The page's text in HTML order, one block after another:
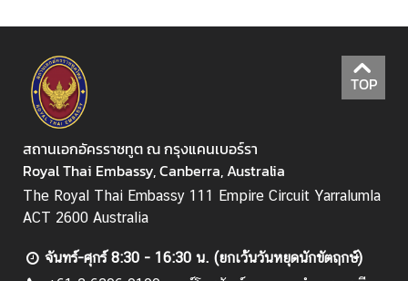
TOP
สถานเอกอัครราชทูต ณ กรุงแคนเบอร์รา
Royal Thai Embassy, Canberra, Australia
The Royal Thai Embassy 111 Empire Circuit Yarralumla
ACT 2600 Australia
จันทร์-ศุกร์ 8:30 - 16:30 น. (ยกเว้นวันหยุดนักขัตฤกษ์)